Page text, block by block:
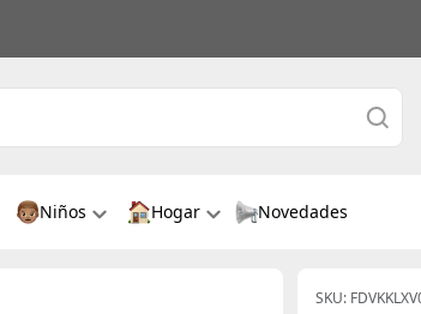
Niños Hogar Novedades
SKU: